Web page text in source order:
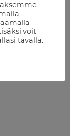
voit
tavalla.